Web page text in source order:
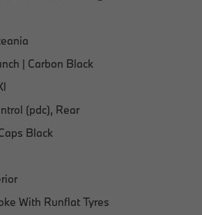
| Carbon Black
(pdc), Rear
Black
With Runflat Tyres